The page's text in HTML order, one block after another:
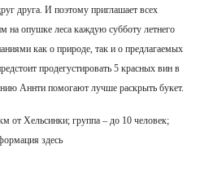
друга. И поэтому приглашает всех
на опушке леса каждую субботу летнего
как о природе, так и о предлагаемых
продегустировать 5 красных вин в
Аннти помогают лучше раскрыть букет.
от Хельсинки; группа – до 10 человек;
здесь